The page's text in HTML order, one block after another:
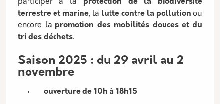
participer à la protection de la biodiversité
terrestre et marine, la lutte contre la pollution ou
encore la promotion des mobilités douces et du
tri des déchets.
Saison 2025 : du 29 avril au 2
novembre
ouverture de 10h à 18h15